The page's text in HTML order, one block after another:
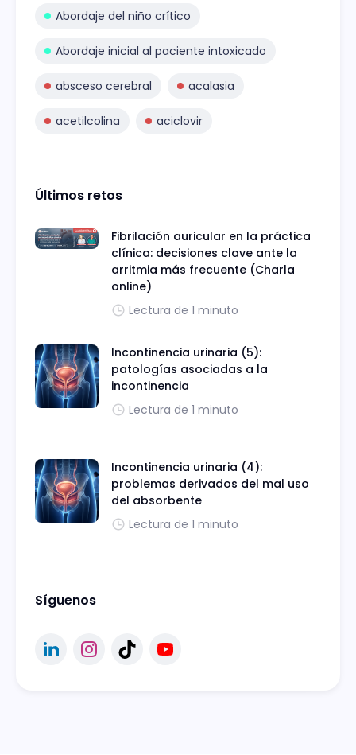
Abordaje del niño crítico
Abordaje inicial al paciente intoxicado
absceso cerebral acalasia
acetilcolina aciclovir
Últimos retos
Fibrilación auricular en la práctica
clínica: decisiones clave ante la
arritmia más frecuente (Charla
online)
Lectura de 1 minuto
Incontinencia urinaria (5):
patologías asociadas a la
incontinencia
Lectura de 1 minuto
Incontinencia urinaria (4):
problemas derivados del mal uso
del absorbente
Lectura de 1 minuto
Síguenos